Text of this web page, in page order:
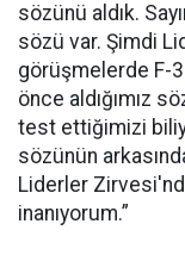
sözünü aldık.
sözü var. Şimdi
görüşmelerde F-
önce aldığımız
test ettiğimizi
sözünün
Liderler
inanıyorum.”